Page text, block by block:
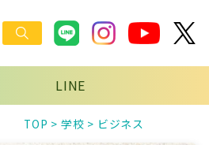
LINE
TOP > 学校 > ビジネス